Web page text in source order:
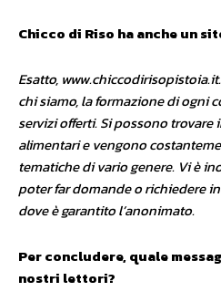
Chicco di Riso ha anche un
Esatto,
chi siamo, la formazione di ogni
servizi offerti. Si possono
alimentari e vengono
tematiche di vario genere. Vi è
poter far domande o richiedere
dove è garantito l’anonimato.
Per concludere, quale
nostri lettori?